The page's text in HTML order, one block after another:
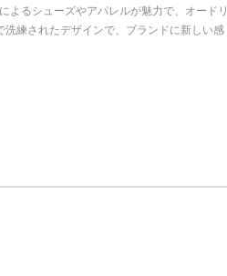
よるシューズやアパレルが魅力で、オードリ
練されたデザインで、ブランドに新しい感